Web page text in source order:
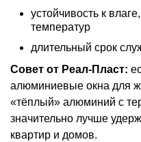
устойчивость к
температур
длительный срок
Совет от Реал-Пласт:
алюминиевые окна для
«тёплый» алюминий с
значительно лучше
квартир и домов.